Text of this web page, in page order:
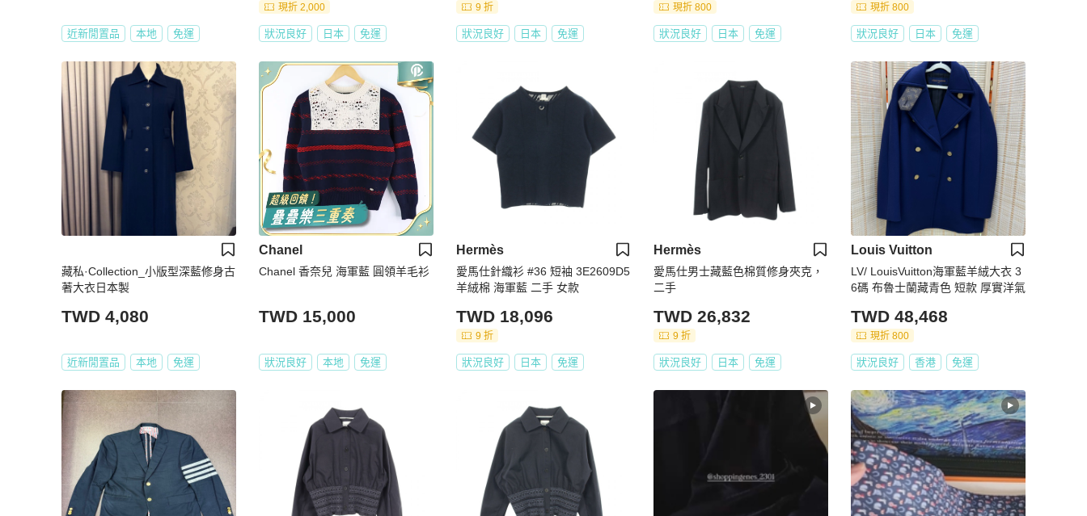
近新閒置品 本地 免運
現折 2,000
狀況良好 日本 免運
9 折
狀況良好 日本 免運
現折 800
狀況良好 日本 免運
現折 800
狀況良好 日本 免運
藏私·Collection_小版型深藍修身古
著大衣日本製
TWD 4,080
近新閒置品 本地 免運
Chanel
Chanel 香奈兒 海軍藍 圓領羊毛衫
TWD 15,000
狀況良好 本地 免運
Hermès
愛馬仕針織衫 #36 短袖 3E2609D5
羊絨棉 海軍藍 二手 女款
TWD 18,096
9 折
狀況良好 日本 免運
Hermès
愛馬仕男士藏藍色棉質修身夾克，
二手
TWD 26,832
9 折
狀況良好 日本 免運
Louis Vuitton
LV/ LouisVuitton海軍藍羊絨大衣 3
6碼 布魯士蘭藏青色 短款 厚實洋氣
TWD 48,468
現折 800
狀況良好 香港 免運